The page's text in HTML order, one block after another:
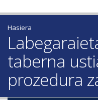
Hasiera
taberna
prozedura